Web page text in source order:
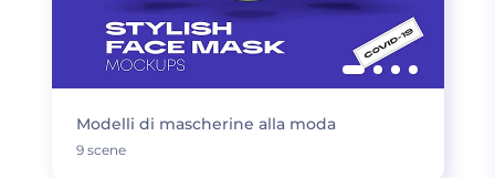
Modelli di mascherine alla moda
9 scene